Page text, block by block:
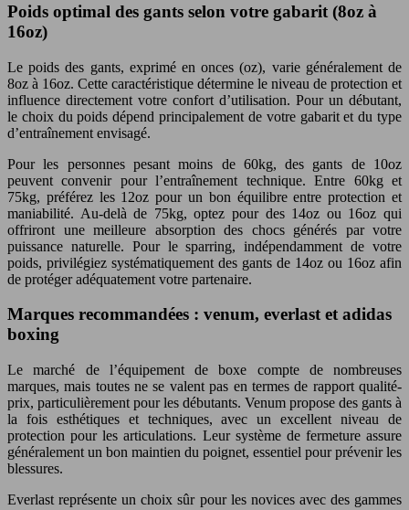
Poids optimal des gants selon votre gabarit (8oz à
16oz)
Le poids des gants, exprimé en onces (oz), varie généralement de
8oz à 16oz. Cette caractéristique détermine le niveau de protection et
influence directement votre confort d’utilisation. Pour un débutant,
le choix du poids dépend principalement de votre gabarit et du type
d’entraînement envisagé.
Pour les personnes pesant moins de 60kg, des gants de 10oz
peuvent convenir pour l’entraînement technique. Entre 60kg et
75kg, préférez les 12oz pour un bon équilibre entre protection et
maniabilité. Au-delà de 75kg, optez pour des 14oz ou 16oz qui
offriront une meilleure absorption des chocs générés par votre
puissance naturelle. Pour le sparring, indépendamment de votre
poids, privilégiez systématiquement des gants de 14oz ou 16oz afin
de protéger adéquatement votre partenaire.
Marques recommandées : venum, everlast et adidas
boxing
Le marché de l’équipement de boxe compte de nombreuses
marques, mais toutes ne se valent pas en termes de rapport qualité-
prix, particulièrement pour les débutants. Venum propose des gants à
la fois esthétiques et techniques, avec un excellent niveau de
protection pour les articulations. Leur système de fermeture assure
généralement un bon maintien du poignet, essentiel pour prévenir les
blessures.
Everlast représente un choix sûr pour les novices avec des gammes